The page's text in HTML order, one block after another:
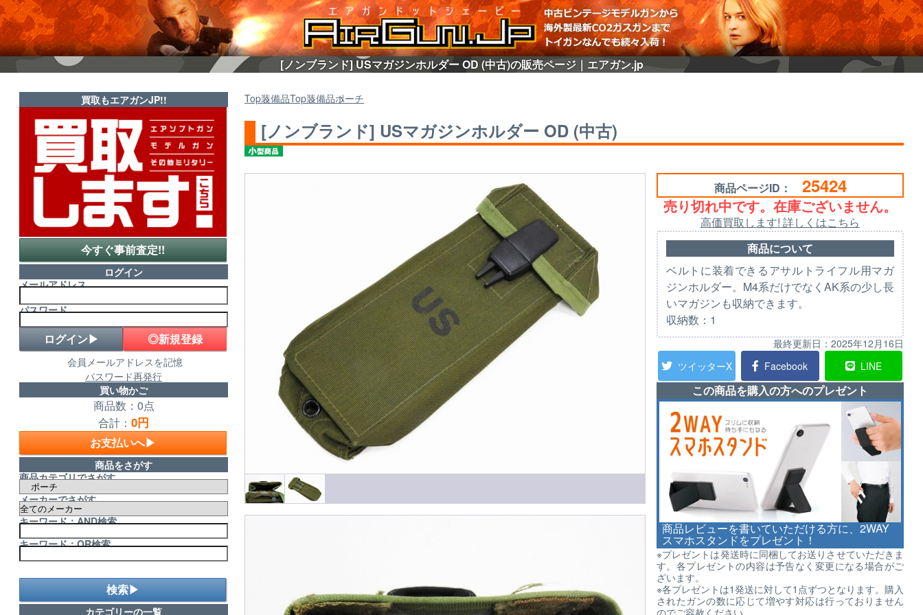
[ノンブランド] USマガジンホルダー OD (中古)の販売ページ｜エアガン.jp
Top装備品Top装備品ポーチ
[ノンブランド] USマガジンホルダー OD (中古)
商品ページID： 25424
売り切れ中です。在庫ございません。
高価買取します! 詳しくはこちら
商品について
ベルトに装着できるアサルトライフル用マガ
ジンホルダー。M4系だけでなくAK系の少し長
いマガジンも収納できます。
収納数：1
最終更新日： 2025年12月16日
ツイッターX
Facebook LINE
この商品を購入の方へのプレゼント
商品レビューを書いていただける方に、2WAY
スマホスタンドをプレゼント！
※プレゼントは発送時に同梱してお送りさせていただきま
す。各プレゼントの内容は予告なく変更になる場合がご
ざいます。
※各プレゼントは1発送に対して1点ずつとなります。購入
されたガンの数に応じて増やす対応は行っておりません
のでご容赦ください。
買取もエアガンJP!!
今すぐ事前査定!!
ログイン
メールアドレス
パスワード
◎新規登録
会員メールアドレスを記憶
パスワード再発行
買い物かご
商品数：0点
合計： 0円
お支払いへ▶
商品をさがす
商品カテゴリでさがす
メーカーでさがす
キーワード：AND検索
キーワード：OR検索
検索▶
カテゴリーの一覧